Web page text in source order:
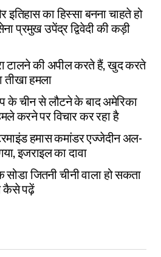
का हिस्सा बनना चाहते हो
प्रमुख उपेंद्र द्विवेदी की कड़ी
टालने की अपील करते हैं, खुद करते
तीखा हमला
के चीन से लौटने के बाद अमेरिका
करने पर विचार कर रहा है
हमास कमांडर एज्जेदीन अल-
इजराइल का दावा
जितनी चीनी वाला हो सकता
कैसे पढ़ें